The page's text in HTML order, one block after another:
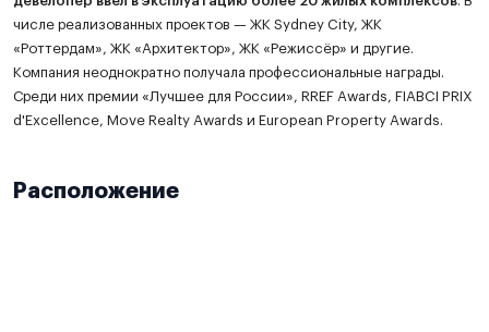
числе реализованных проектов — ЖК Sydney City, ЖК
«Роттердам», ЖК «Архитектор», ЖК «Режиссёр» и другие.
Компания неоднократно получала профессиональные награды.
Среди них премии «Лучшее для России», RREF Awards, FIABCI PRIX
d'Excellence, Move Realty Awards и European Property Awards.
Расположение